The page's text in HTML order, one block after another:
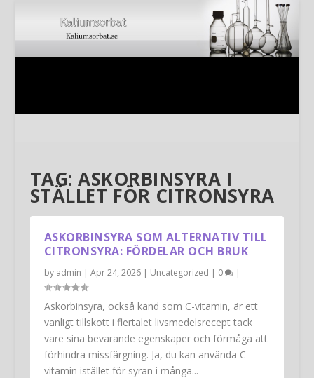
TAG:ASKORBINSYRA I
STÄLLET FÖR CITRONSYRA
ASKORBINSYRA SOM ALTERNATIV TILL
CITRONSYRA: FÖRDELAR OCH BRUK
by admin | Apr 24, 2026| Uncategorized | 0 |
Askorbinsyra, också känd som C-vitamin, är ett
vanligt tillskott i flertalet livsmedelsrecept tack
vare sina bevarande egenskaper och förmåga att
förhindra missfärgning. Ja, du kan använda C-
vitamin istället för syran i många...